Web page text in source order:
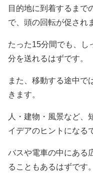
目的地に到着するまで
で、頭の回転が促され
たった15分間でも、し
分を送れるはずです。
また、移動する途中で
きます。
人・建物・風景など、
イデアのヒントになる
バスや電車の中にある
ることもあるはずです。